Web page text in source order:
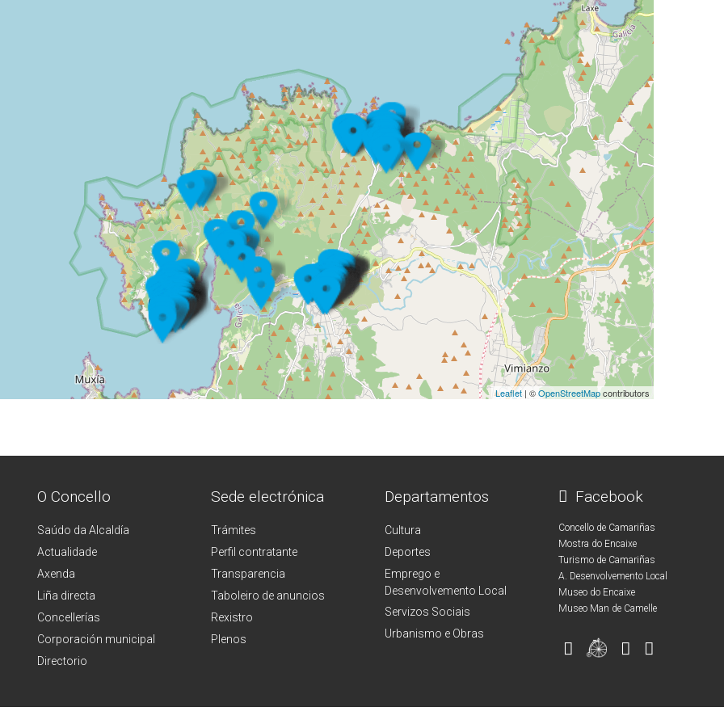
Leaflet | ©OpenStreetMapcontributors
O Concello
Saúdo da Alcaldía
Actualidade
Axenda
Liña directa
Concellerías
Corporación municipal
Directorio
Sede electrónica
Trámites
Perfil contratante
Transparencia
Taboleiro de anuncios
Rexistro
Plenos
Departamentos
Cultura
Deportes
Emprego e
Desenvolvemento Local
Servizos Sociais
Urbanismo e Obras
Facebook
Concello de Camariñas
Mostra do Encaixe
Turismo de Camariñas
A. Desenvolvemento Local
Museo do Encaixe
Museo Man de Camelle